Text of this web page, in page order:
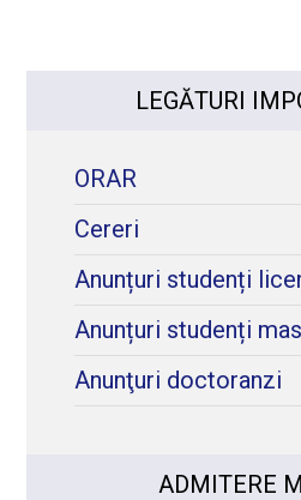
LEGĂTURI
ORAR
Cereri
Anunțuri studenți
Anunțuri studenți
Anunţuri doctoranzi
ADMITERE